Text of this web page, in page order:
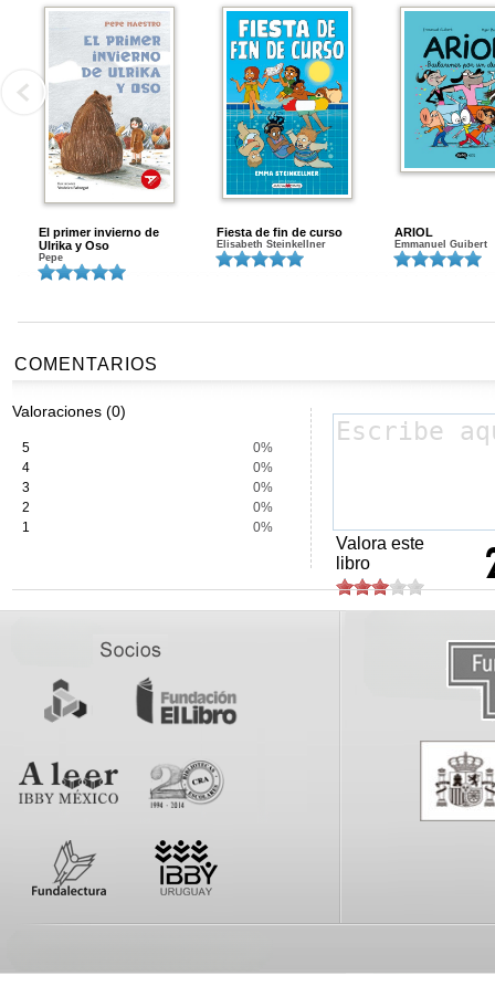
El primer invierno de
Ulrika y Oso
Pepe
Fiesta de fin de curso
Elisabeth Steinkellner
ARIOL
Emmanuel Guibert
COMENTARIOS
Valoraciones (0)
5
0%
4
0%
3
0%
2
0%
1
0%
Valora este
libro